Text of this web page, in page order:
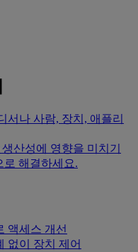
서나 사람, 장치, 애플리
생산성에 영향을 미치기
로 해결하세요.
액세스 개선
없이 장치 제어